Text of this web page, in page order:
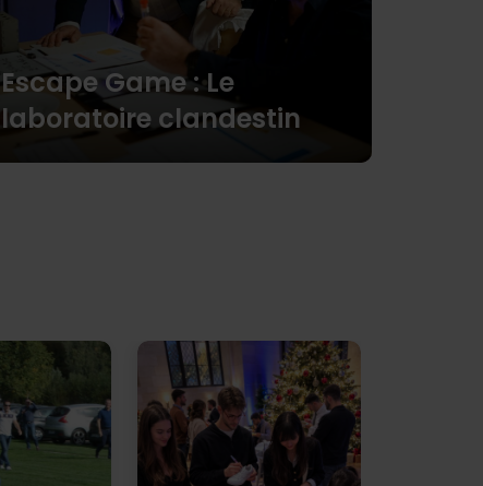
Escape Game : Le
laboratoire clandestin